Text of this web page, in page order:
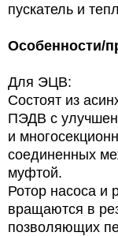
пускатель и
Особенности/
Для ЭЦВ:
Состоят из
ПЭДВ с
и
соединенных
муфтой.
Ротор насоса и
вращаются в
позволяющих